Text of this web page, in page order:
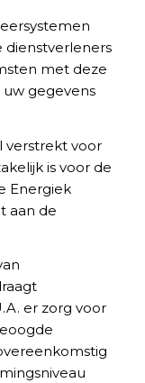
met deze
gegevens
verstrekt voor
is voor de
Energiek
aan de
er zorg voor